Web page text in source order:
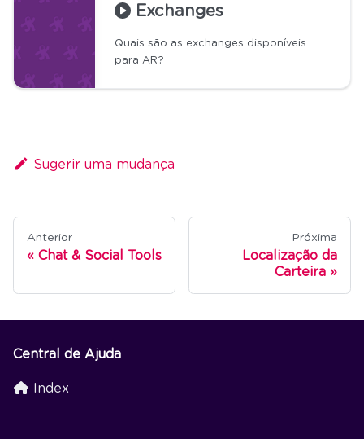
Exchanges
Quais são as exchanges disponíveis
para AR?
Sugerir uma mudança
Anterior
Chat & Social Tools
Próxima
Localização da
Carteira
Central de Ajuda
Index